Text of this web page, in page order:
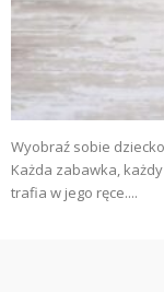
Wyobraź sobie
Każda zabawka,
trafia w jego ręce....